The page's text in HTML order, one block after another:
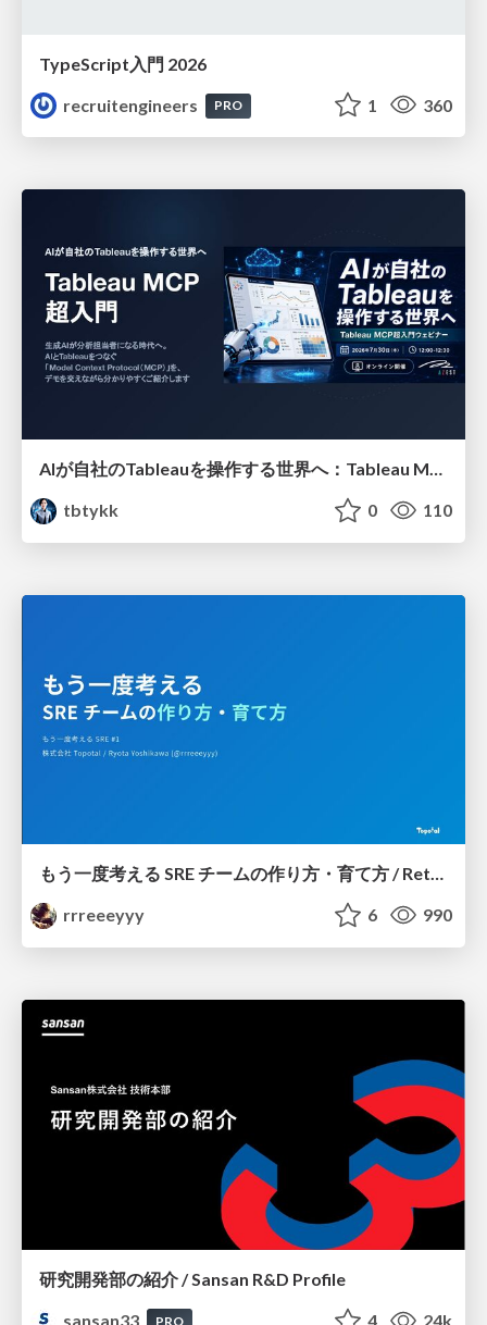
TypeScript入門 2026
recruitengineers
PRO 1 360
AIが自社のTableauを操作する世界へ：Tableau MCP超入門
tbtykk
0 110
もう一度考える SRE チームの作り方・育て方 / Rethinking SRE #1: Building and Growing SRE Teams
rrreeeyyy
6 990
研究開発部の紹介 / Sansan R&D Profile
sansan33
PRO 4 24k